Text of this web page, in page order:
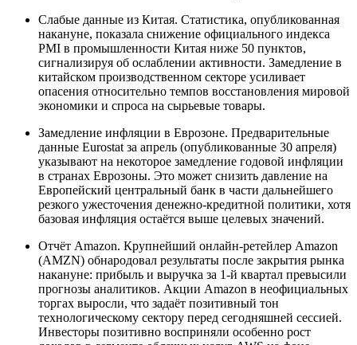
Слабые данные из Китая. Статистика, опубликованная
накануне, показала снижение официального индекса
PMI в промышленности Китая ниже 50 пунктов,
сигнализируя об ослаблении активности. Замедление в
китайском производственном секторе усиливает
опасения относительно темпов восстановления мировой
экономики и спроса на сырьевые товары.
Замедление инфляции в Еврозоне. Предварительные
данные Eurostat за апрель (опубликованные 30 апреля)
указывают на некоторое замедление годовой инфляции
в странах Еврозоны. Это может снизить давление на
Европейский центральный банк в части дальнейшего
резкого ужесточения денежно-кредитной политики, хотя
базовая инфляция остаётся выше целевых значений.
Отчёт Amazon. Крупнейший онлайн-ретейлер Amazon
(AMZN) обнародовал результаты после закрытия рынка
накануне: прибыль и выручка за 1-й квартал превысили
прогнозы аналитиков. Акции Amazon в неофициальных
торгах выросли, что задаёт позитивный тон
технологическому сектору перед сегодняшней сессией.
Инвесторы позитивно восприняли особенно рост